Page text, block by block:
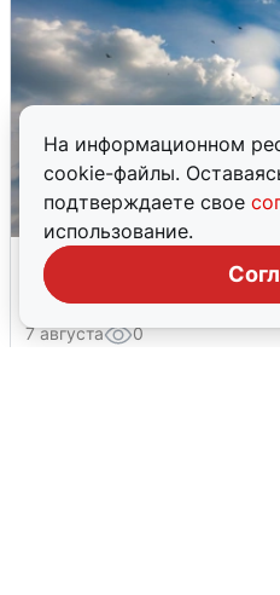
На информационном
cookie-файлы.
подтверждаете свое
использование.
МЧС ответило на
грохоте в Москве
7 августа 0